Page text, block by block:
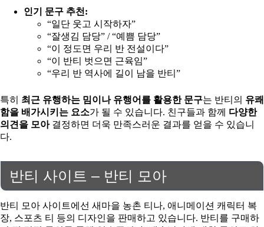
인기 문구 추천:
“일단 웃고 시작하자”
“잘생김 담당” / “예쁨 담당”
“이 정도면 우리 반 전설이다”
“이 반티 벗으면 근육임”
“우리 반 역사에 길이 남을 반티”
특히 최근 유행하는 밈이나 유행어를 활용한 문구는 반티의 유쾌
함을 배가시키는 요소가 될 수 있습니다. 친구들과 함께 다양한
의견을 모아결정하면 더욱 만족스러운 결과를 얻을 수 있습니
다.
반티 사이트 – 반티 모아
반티 모아 사이트에선 새마을 농촌 티나, 애니메이션 캐릭터 복
장, 스포츠 티 등의 디자인을 판매하고 있습니다. 반티를 구매하